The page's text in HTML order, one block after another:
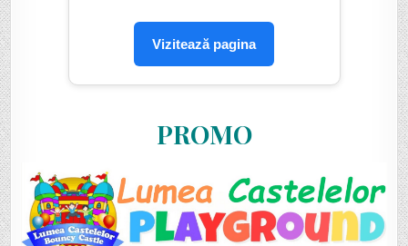
Vizitează pagina
PROMO